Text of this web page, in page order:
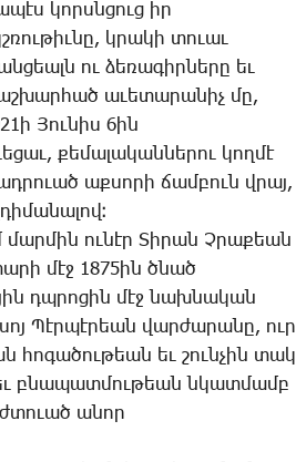
կորսն­ցուց իր
կրա­կի տո­ւաւ
ու ձե­ռա­գիր­նե­րը եւ
ա­ւե­տա­րա­նիչ մը,
­Յու­նիս 6ին
քե­մա­լա­կան­նե­րու կող­մէ
աք­սո­րի ճամ­բուն վրայ,
ու­նէր ­Տի­րան Չ­րա­քեան
մէջ 1875ին ծնած
դպրո­ցին մէջ նախ­նա­կան
­Պէր­պէ­րեան վար­ժա­րա­նը, ուր
հո­գա­ծու­թեան եւ շուն­չին տակ
բնա­պատ­մու­թեան նկատ­մամբ
ա­նոր